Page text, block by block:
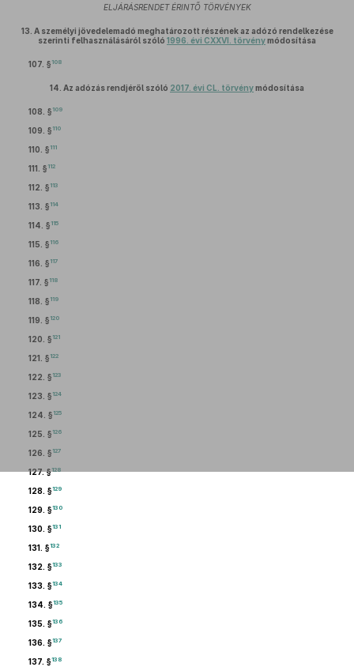
ELJÁRÁSRENDET ÉRINTŐ TÖRVÉNYEK
13. A személyi jövedelemadó meghatározott részének az adózó rendelkezése
szerinti felhasználásáról szóló 1996. évi CXXVI. törvénymódosítása
107. § 108
14. Az adózás rendjéről szóló 2017. évi CL. törvénymódosítása
108. § 109
109. § 110
110. § 111
111. § 112
112. § 113
113. § 114
114. § 115
115. § 116
116. § 117
117. § 118
118. § 119
119. § 120
120. § 121
121. § 122
122. § 123
123. § 124
124. § 125
125. § 126
126. § 127
127. §128
128. §129
129. §130
130. §131
131. §132
132. §133
133. §134
134. §135
135. §136
136. §137
137. §138